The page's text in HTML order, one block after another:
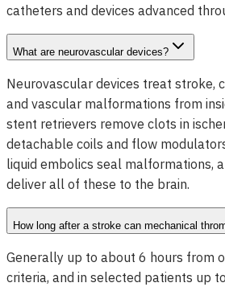
catheters and devices advanced
What are neurovascular devices?
Neurovascular devices treat stroke,
and vascular malformations from
stent retrievers remove clots in
detachable coils and flow
liquid embolics seal malformations,
deliver all of these to the brain.
How long after a stroke can mechanical
Generally up to about 6 hours from
criteria, and in selected patients up